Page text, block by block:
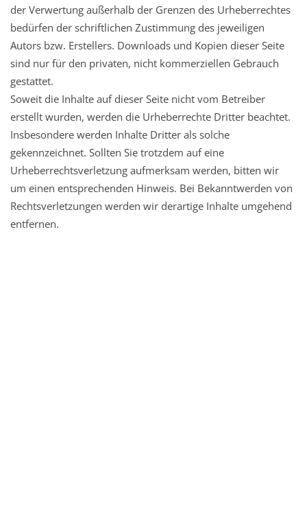
der Verwertung außerhalb der Grenzen des Urheberrechtes
bedürfen der schriftlichen Zustimmung des jeweiligen
Autors bzw. Erstellers. Downloads und Kopien dieser Seite
sind nur für den privaten, nicht kommerziellen Gebrauch
gestattet.
Soweit die Inhalte auf dieser Seite nicht vom Betreiber
erstellt wurden, werden die Urheberrechte Dritter beachtet.
Insbesondere werden Inhalte Dritter als solche
gekennzeichnet. Sollten Sie trotzdem auf eine
Urheberrechtsverletzung aufmerksam werden, bitten wir
um einen entsprechenden Hinweis. Bei Bekanntwerden von
Rechtsverletzungen werden wir derartige Inhalte umgehend
entfernen.